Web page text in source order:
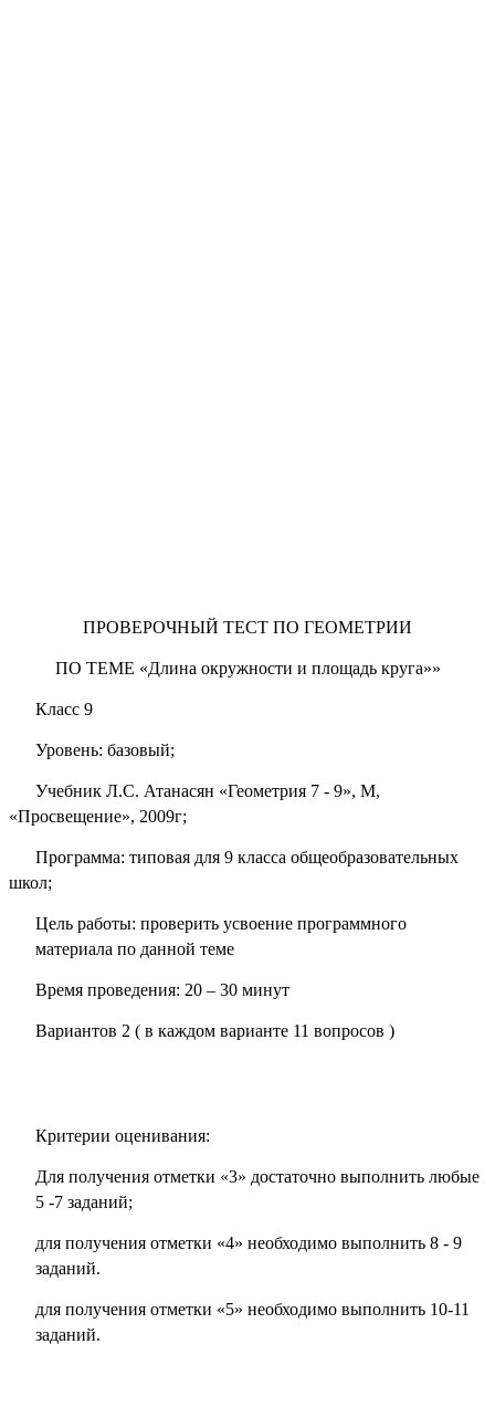
ПРОВЕРОЧНЫЙ ТЕСТ ПО ГЕОМЕТРИИ
ПО ТЕМЕ «Длина окружности и площадь круга»»
Класс 9
Уровень: базовый;
Учебник Л.С. Атанасян «Геометрия 7 - 9», М,
«Просвещение», 2009г;
Программа: типовая для 9 класса общеобразовательных
школ;
Цель работы: проверить усвоение программного
материала по данной теме
Время проведения: 20 – 30 минут
Вариантов 2 ( в каждом варианте 11 вопросов )
Критерии оценивания:
Для получения отметки «3» достаточно выполнить любые
5 -7 заданий;
для получения отметки «4» необходимо выполнить 8 - 9
заданий.
для получения отметки «5» необходимо выполнить 10-11
заданий.